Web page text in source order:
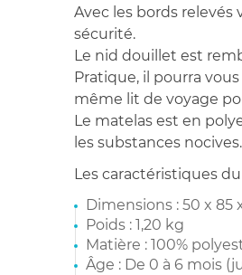
Avec les bords
sécurité.
Le nid douillet est
Pratique, il pourra
même lit de voyage
Le matelas est en
les substances nocives.
Les caractéristiques
Dimensions : 50 x 85
Poids : 1,20 kg
Matière : 100%
Âge : De 0 à 6 mois